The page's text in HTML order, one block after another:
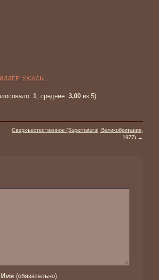
, УЖАСЫ
1, среднее: 3,00 из 5)
Сверхъестественное (Supernatural, Великобритания,
1977) →
Имя (обязательно)